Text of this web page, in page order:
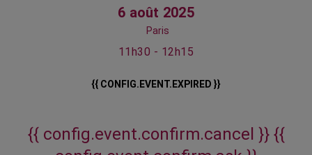
6 août 2025
Paris
11h30 - 12h15
{{ CONFIG.EVENT.EXPIRED }}
{{ config.event.confirm.cancel }} {{